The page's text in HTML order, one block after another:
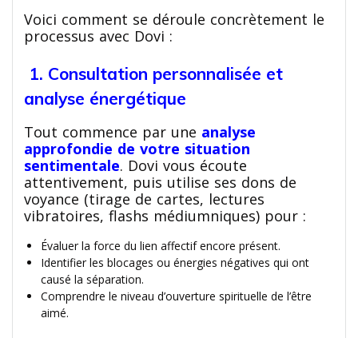
Voici comment se déroule concrètement le
processus avec Dovi :
1. Consultation personnalisée et
analyse énergétique
Tout commence par une analyse
approfondie de votre situation
sentimentale. Dovi vous écoute
attentivement, puis utilise ses dons de
voyance (tirage de cartes, lectures
vibratoires, flashs médiumniques) pour :
Évaluer la force du lien affectif encore présent.
Identifier les blocages ou énergies négatives qui ont
causé la séparation.
Comprendre le niveau d’ouverture spirituelle de l’être
aimé.